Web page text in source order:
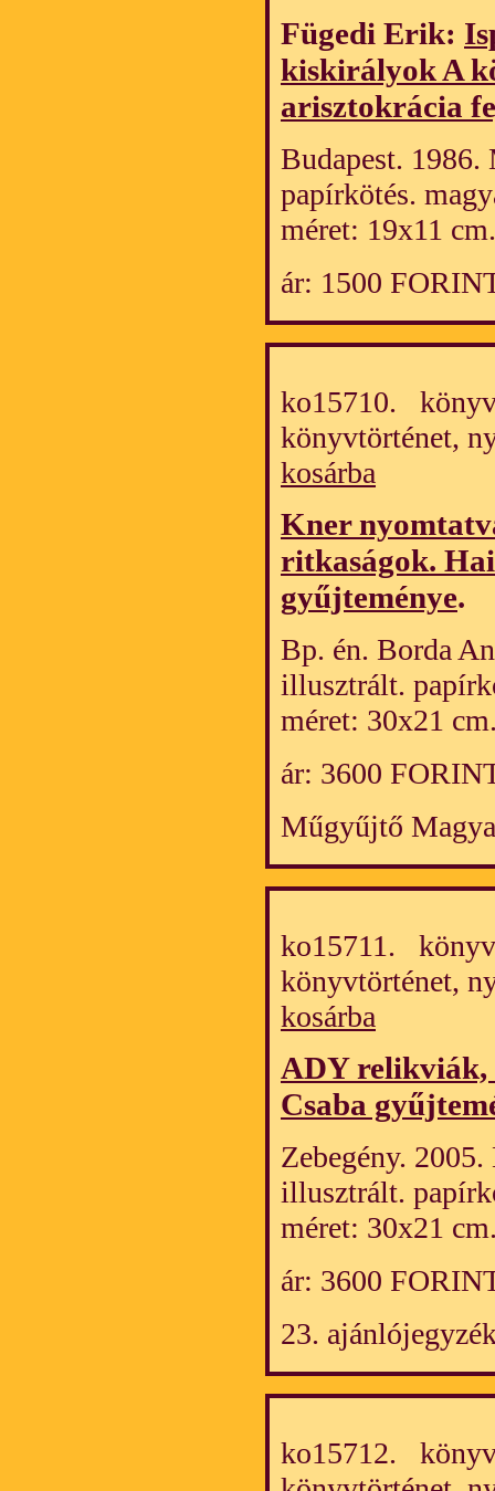
Fügedi Erik:
kiskirályok A
arisztokrácia
Budapest. 1986.
papírkötés.
méret: 19x11 cm.
ár: 1500
ko15710.
könyvtörténet,
kosárba
Kner
ritkaságok.
gyűjteménye.
Bp. én. Borda
illusztrált.
méret: 30x21
ár: 3600
Műgyűjtő
ko15711.
könyvtörténet,
kosárba
ADY relikviák,
Csaba
Zebegény.
illusztrált.
méret: 30x21
ár: 3600
23.
ko15712.